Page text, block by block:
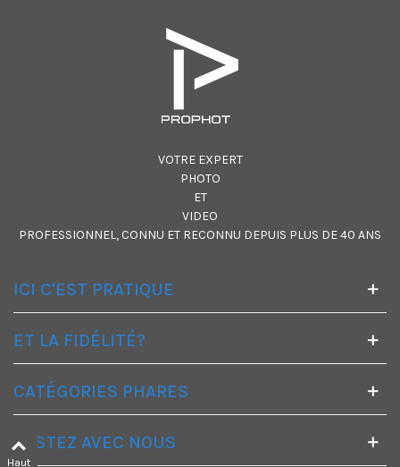
VOTRE EXPERT
PHOTO
ET
VIDEO
PROFESSIONNEL, CONNU ET RECONNU DEPUIS PLUS DE 40 ANS
ICI C'EST PRATIQUE
ET LA FIDÉLITÉ?
CATÉGORIES PHARES
RESTEZ AVEC NOUS
Haut